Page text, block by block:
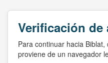
Verificación de
Para continuar hacia
proviene de un navegador